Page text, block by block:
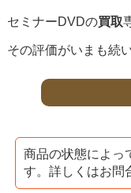
セミナーDVDの買取
その評価がいまも続
をいたしており
「仮空中と超越～超
」 DVDは
苫米地ワークスシリ
商品の状態によっ
す。詳しくはお問